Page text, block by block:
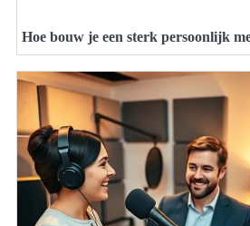
Hoe bouw je een sterk persoonlijk